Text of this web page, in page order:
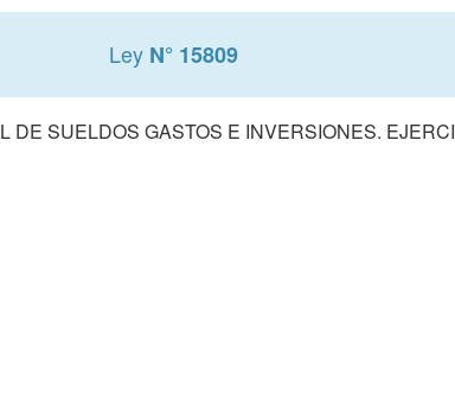
Ley N° 15809
DE SUELDOS GASTOS E INVERSIONES.